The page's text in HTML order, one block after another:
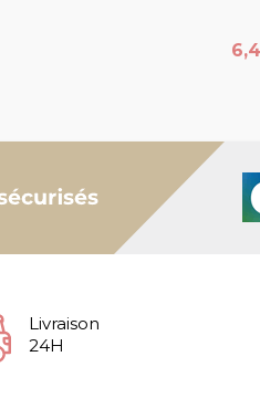
Livraison
24H